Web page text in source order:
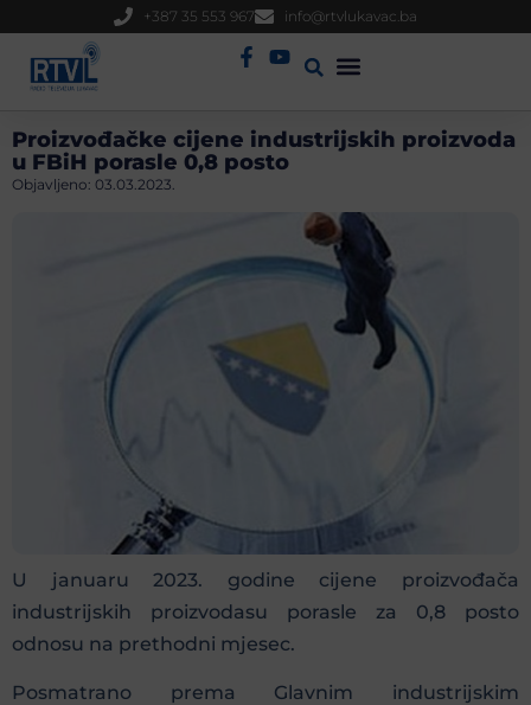
+387 35 553 967 info@rtvlukavac.ba
Proizvođačke cijene industrijskih proizvoda
u FBiH porasle 0,8 posto
Objavljeno: 03.03.2023.
U januaru 2023. godine cijene proizvođača
industrijskih proizvodasu porasle za 0,8 posto
odnosu na prethodni mjesec.
Posmatrano prema Glavnim industrijskim